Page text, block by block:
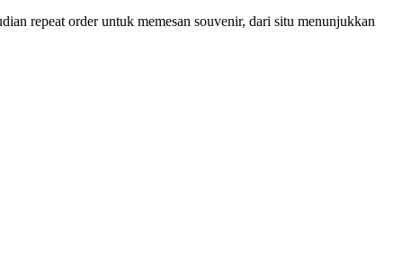
repeat order untuk memesan souvenir, dari situ menunjukkan